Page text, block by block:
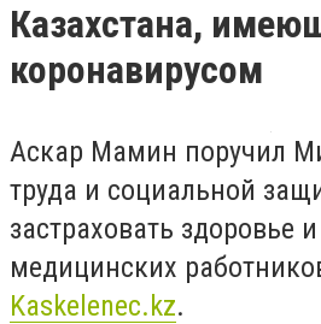
Казахстана,
коронавирусом
Аскар Мамин поручил
труда и социальной
застраховать здоровье
медицинских
Kaskelenec.kz.